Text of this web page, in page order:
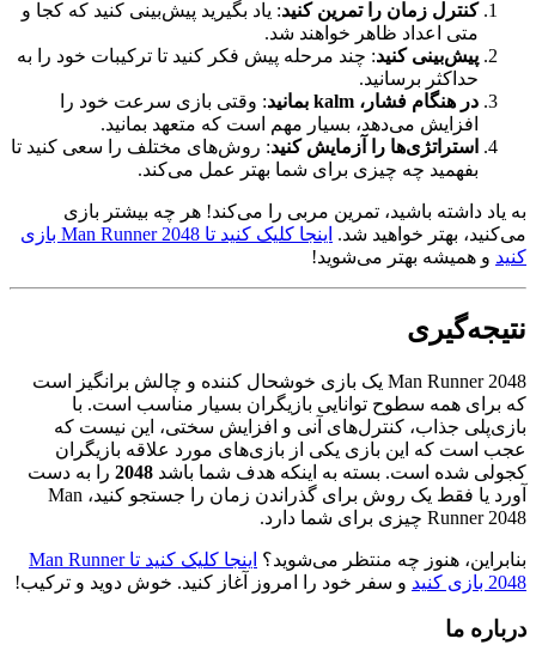
کنترل زمان را تمرین کنید: یاد بگیرید پیش‌بینی کنید که کجا و
متى اعداد ظاهر خواهند شد.
پیش‌بینی کنید: چند مرحله پیش فکر کنید تا ترکیبات خود را به
حداکثر برسانید.
در هنگام فشار، kalm بمانید
: وقتی بازی سرعت خود را
افزایش می‌دهد، بسیار مهم است که متعهد بمانید.
استراتژی‌ها را آزمایش کنید: روش‌های مختلف را سعی کنید تا
بفهمید چه چیزی برای شما بهتر عمل می‌کند.
به یاد داشته باشید، تمرین مربی را می‌کند! هر چه بیشتر بازی
می‌کنید، بهتر خواهید شد.
اینجا کلیک کنید تا Man Runner 2048 بازی
کنید و همیشه بهتر می‌شوید!
نتیجه‌گیری
Man Runner 2048 یک بازی خوشحال کننده و چالش برانگیز است
که برای همه سطوح توانایی بازیگران بسیار مناسب است. با
بازی‌پلی جذاب، کنترل‌های آنی و افزایش سختی، این نیست که
عجب است که این بازی یکی از بازی‌های مورد علاقه بازیگران
کجولی شده است. بسته به اینکه هدف شما باشد 2048 را به دست
آورد یا فقط یک روش برای گذراندن زمان را جستجو کنید، Man
Runner 2048 چیزی برای شما دارد.
بنابراین، هنوز چه منتظر می‌شوید؟
اینجا کلیک کنید تا Man Runner
2048 بازی کنید
و سفر خود را امروز آغاز کنید. خوش دوید و ترکیب!
درباره ما